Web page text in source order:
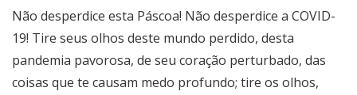
Não desperdice esta Páscoa! Não desperdice a COVID-
19! Tire seus olhos deste mundo perdido, desta
pandemia pavorosa, de seu coração perturbado, das
coisas que te causam medo profundo; tire os olhos,